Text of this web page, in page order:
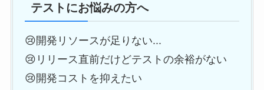
テストにお悩みの方へ
😢開発リソースが足りない...
😢リリース直前だけどテストの余裕がない
😢開発コストを抑えたい